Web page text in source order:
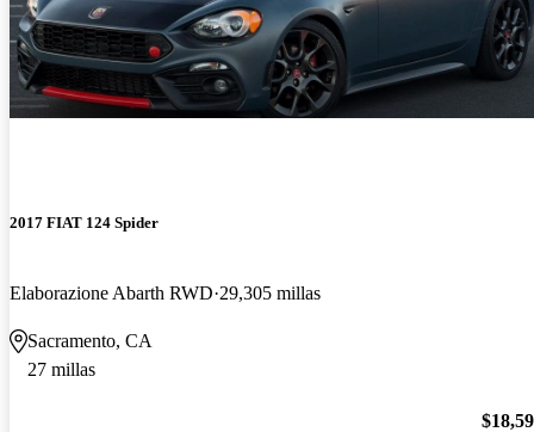
2017 FIAT 124 Spider
Elaborazione Abarth RWD 29,305 millas
Sacramento, CA
27 millas